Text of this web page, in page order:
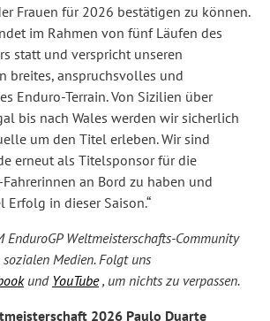
Frauen für 2026 bestätigen zu können.
im Rahmen von fünf Läufen des
statt und verspricht unseren
breites, anspruchsvolles und
Enduro-Terrain. Von Sizilien über
bis nach Wales werden wir sicherlich
um den Titel erleben. Wir sind
erneut als Titelsponsor für die
an Bord zu haben und
in dieser Saison.“
EnduroGP Weltmeisterschafts-Community
Medien. Folgt uns
und YouTube, um nichts zu verpassen.
2026 Paulo Duarte